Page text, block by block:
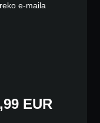
e-maila
EUR